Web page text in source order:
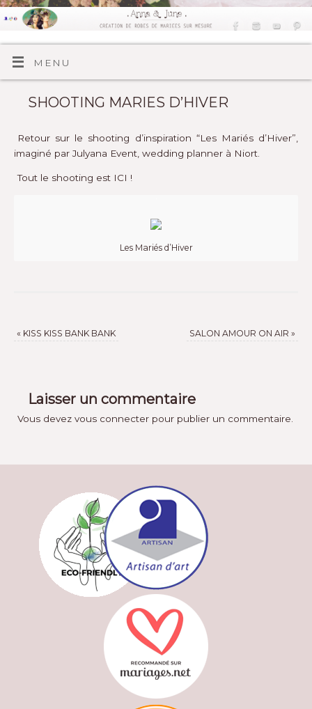
MENU
SHOOTING MARIES D’HIVER
Retour sur le shooting d’inspiration “Les Mariés d’Hiver”,
imaginé par Julyana Event, wedding planner à Niort.
Tout le shooting est ICI !
Les Mariés d’Hiver
« KISS KISS BANK BANK SALON AMOUR ON AIR »
Laisser un commentaire
Vous devezvous connecter pour publier un commentaire.